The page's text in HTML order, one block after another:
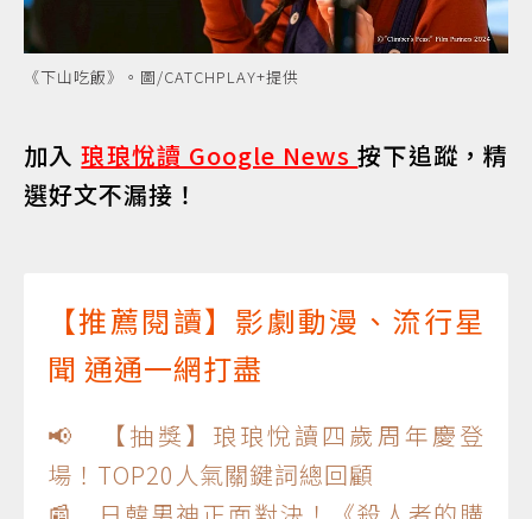
《下山吃飯》。圖/CATCHPLAY+提供
加入琅琅悅讀 Google News按下追蹤，精
選好文不漏接！
【推薦閱讀】影劇動漫、流行星
聞 通通一網打盡
📢 【抽獎】琅琅悅讀四歲周年慶登
場！TOP20人氣關鍵詞總回顧